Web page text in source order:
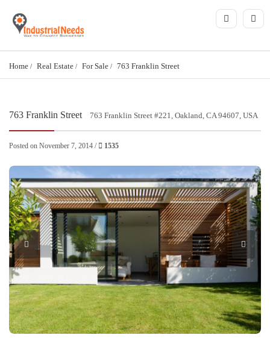
Home Real Estate For Sale 763 Franklin Street
763 Franklin Street 763 Franklin Street #221, Oakland, CA 94607, USA
Posted on November 7, 2014 / 1535